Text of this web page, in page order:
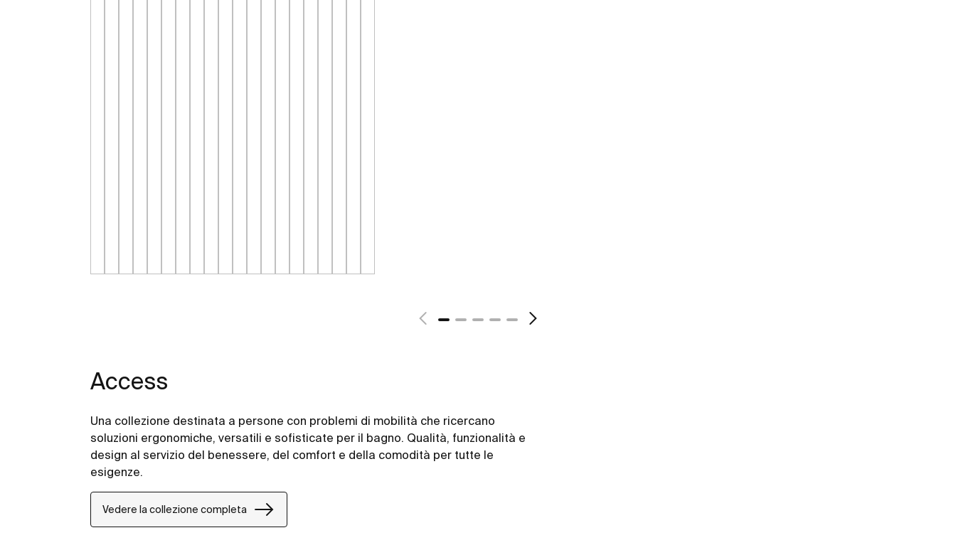
Access
Una collezione destinata a persone con problemi di mobilità che ricercano
soluzioni ergonomiche, versatili e sofisticate per il bagno. Qualità, funzionalità e
design al servizio del benessere, del comfort e della comodità per tutte le
esigenze.
Vedere la collezione completa